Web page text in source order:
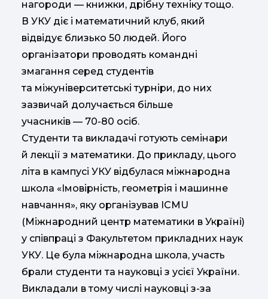
нагороди — книжки, дрібну техніку тощо.
В УКУ діє і математичний клуб, який
відвідує близько 50 людей. Його
організатори проводять командні
змагання серед студентів
та міжуніверситетські турніри, до них
зазвичай долучається більше
учасників — 70-80 осіб.
Студенти та викладачі готують семінари
й лекції з математики. До прикладу, цього
літа в кампусі УКУ відбулася міжнародна
школа «Імовірність, геометрія і машинне
навчання», яку організував ICMU
(Міжнародний центр математики в Україні)
у співпраці з Факультетом прикладних наук
УКУ. Це була міжнародна школа, участь
брали студенти та науковці з усієї України.
Викладали в тому числі науковці з-за